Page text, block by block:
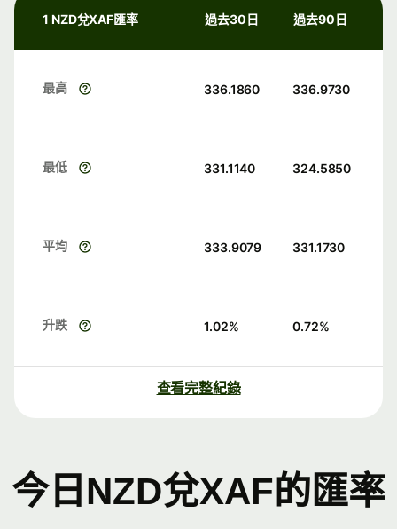
1 NZD兌XAF匯率 過去30日 過去90日
最高 336.1860 336.9730
最低 331.1140 324.5850
平均 333.9079 331.1730
升跌 1.02% 0.72%
查看完整紀錄
今日NZD兌XAF的匯率